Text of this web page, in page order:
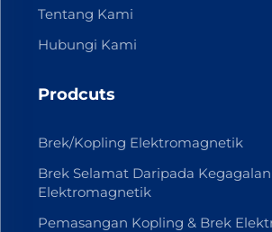
Tentang Kami
Hubungi Kami
Prodcuts
Brek/Kopling Elektromagnetik
Brek Selamat Daripada Kegagalan
Elektromagnetik
Pemasangan Kopling & Brek